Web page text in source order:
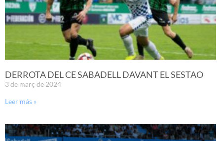
DERROTA DEL CE SABADELL DAVANT EL SESTAO
3 de març de 2024
Leer más »